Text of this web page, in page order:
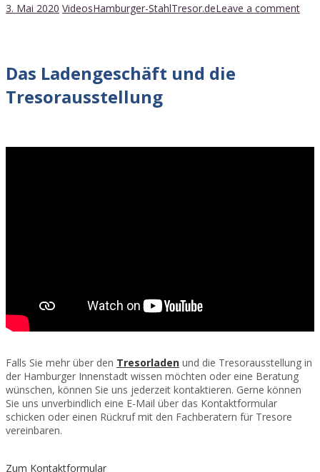
3. Mai 2020 VideosHamburger-StahlTresor.deLeave a comment
Das Ladengeschäft und die
Tresorausstellung
Falls Sie mehr über den Tresorladen und die Tresorausstellung in
der Hamburger Innenstadt wissen möchten oder eine Beratung
wünschen, können Sie uns jederzeit kontaktieren. Gerne können
Sie uns unverbindlich eine E-Mail über das Kontaktformular
schicken oder einen Rückruf mit den Fachberatern für Tresore
vereinbaren.
Zum Kontaktformular